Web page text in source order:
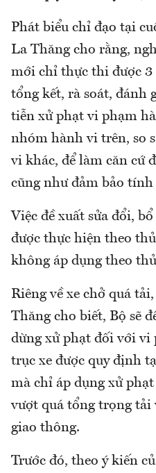
Phát biểu chỉ đạo tại
La Thăng cho rằng,
mới chỉ thực thi được 3
tổng kết, rà soát, đánh
tiễn xử phạt vi phạm
nhóm hành vi trên, so
vi khác, để làm căn cứ
cũng như đảm bảo
Việc đề xuất sửa đổi,
được thực hiện theo
không áp dụng theo
Riêng về xe chở quá
Thăng cho biết, Bộ sẽ
dừng xử phạt đối với vi
trục xe được quy định
mà chỉ áp dụng xử
vượt quá tổng trọng tải
giao thông.
Trước đó, theo ý kiến